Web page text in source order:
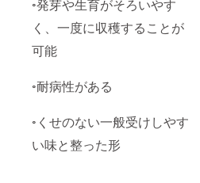
◦発芽や生育がそろいやす
く、一度に収穫することが
可能
◦耐病性がある
◦くせのない一般受けしやす
い味と整った形